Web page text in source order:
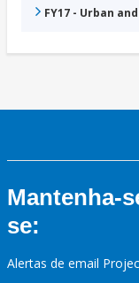
FY17 - Urban
Mantenha-
se:
Alertas de email